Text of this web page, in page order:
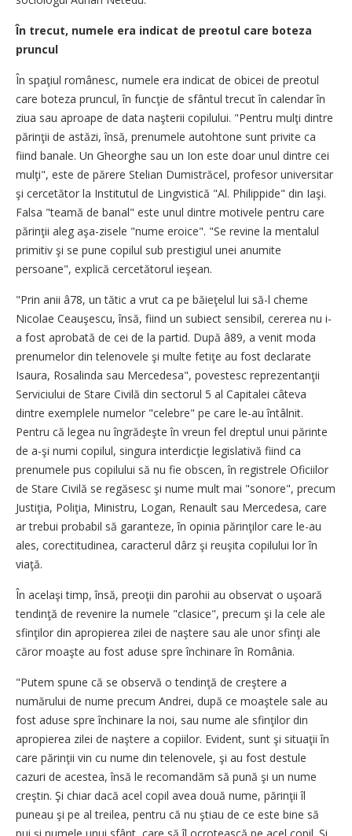
În trecut, numele era indicat de preotul care boteza
pruncul
În spaţiul românesc, numele era indicat de obicei de preotul
care boteza pruncul, în funcţie de sfântul trecut în calendar în
ziua sau aproape de data naşterii copilului. "Pentru mulţi dintre
părinţii de astăzi, însă, prenumele autohtone sunt privite ca
fiind banale. Un Gheorghe sau un Ion este doar unul dintre cei
mulţi", este de părere Stelian Dumistrăcel, profesor universitar
şi cercetător la Institutul de Lingvistică "Al. Philippide" din Iaşi.
Falsa "teamă de banal" este unul dintre motivele pentru care
părinţii aleg aşa-zisele "nume eroice". "Se revine la mentalul
primitiv şi se pune copilul sub prestigiul unei anumite
persoane", explică cercetătorul ieşean.
"Prin anii â78, un tătic a vrut ca pe băieţelul lui să-l cheme
Nicolae Ceauşescu, însă, fiind un subiect sensibil, cererea nu i-
a fost aprobată de cei de la partid. După â89, a venit moda
prenumelor din telenovele şi multe fetiţe au fost declarate
Isaura, Rosalinda sau Mercedesa", povestesc reprezentanţii
Serviciului de Stare Civilă din sectorul 5 al Capitalei câteva
dintre exemplele numelor "celebre" pe care le-au întâlnit.
Pentru că legea nu îngrădeşte în vreun fel dreptul unui părinte
de a-şi numi copilul, singura interdicţie legislativă fiind ca
prenumele pus copilului să nu fie obscen, în registrele Oficiilor
de Stare Civilă se regăsesc şi nume mult mai "sonore", precum
Justiţia, Poliţia, Ministru, Logan, Renault sau Mercedesa, care
ar trebui probabil să garanteze, în opinia părinţilor care le-au
ales, corectitudinea, caracterul dârz şi reuşita copilului lor în
viaţă.
În acelaşi timp, însă, preoţii din parohii au observat o uşoară
tendinţă de revenire la numele "clasice", precum şi la cele ale
sfinţilor din apropierea zilei de naştere sau ale unor sfinţi ale
căror moaşte au fost aduse spre închinare în România.
"Putem spune că se observă o tendinţă de creştere a
numărului de nume precum Andrei, după ce moaştele sale au
fost aduse spre închinare la noi, sau nume ale sfinţilor din
apropierea zilei de naştere a copiilor. Evident, sunt şi situaţii în
care părinţii vin cu nume din telenovele, şi au fost destule
cazuri de acestea, însă le recomandăm să pună şi un nume
creştin. Şi chiar dacă acel copil avea două nume, părinţii îl
puneau şi pe al treilea, pentru că nu ştiau de ce este bine să